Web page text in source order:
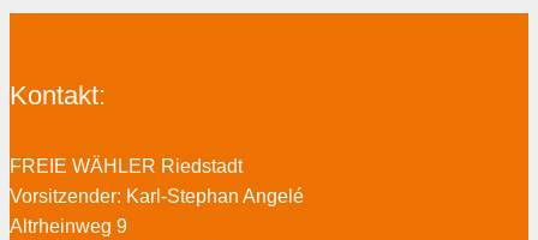
Kontakt:
FREIE WÄHLER Riedstadt
Vorsitzender: Karl-Stephan Angelé
Altrheinweg 9